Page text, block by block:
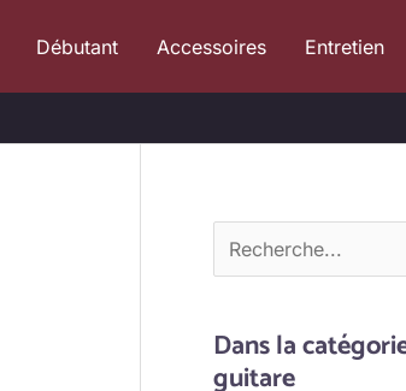
Débutant Accessoires Entretien
e
c
Dans la
guitare